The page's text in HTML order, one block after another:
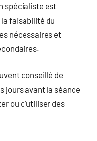
spécialiste est
faisabilité du
nécessaires et
conseillé de
jours avant la séance
ou d’utiliser des